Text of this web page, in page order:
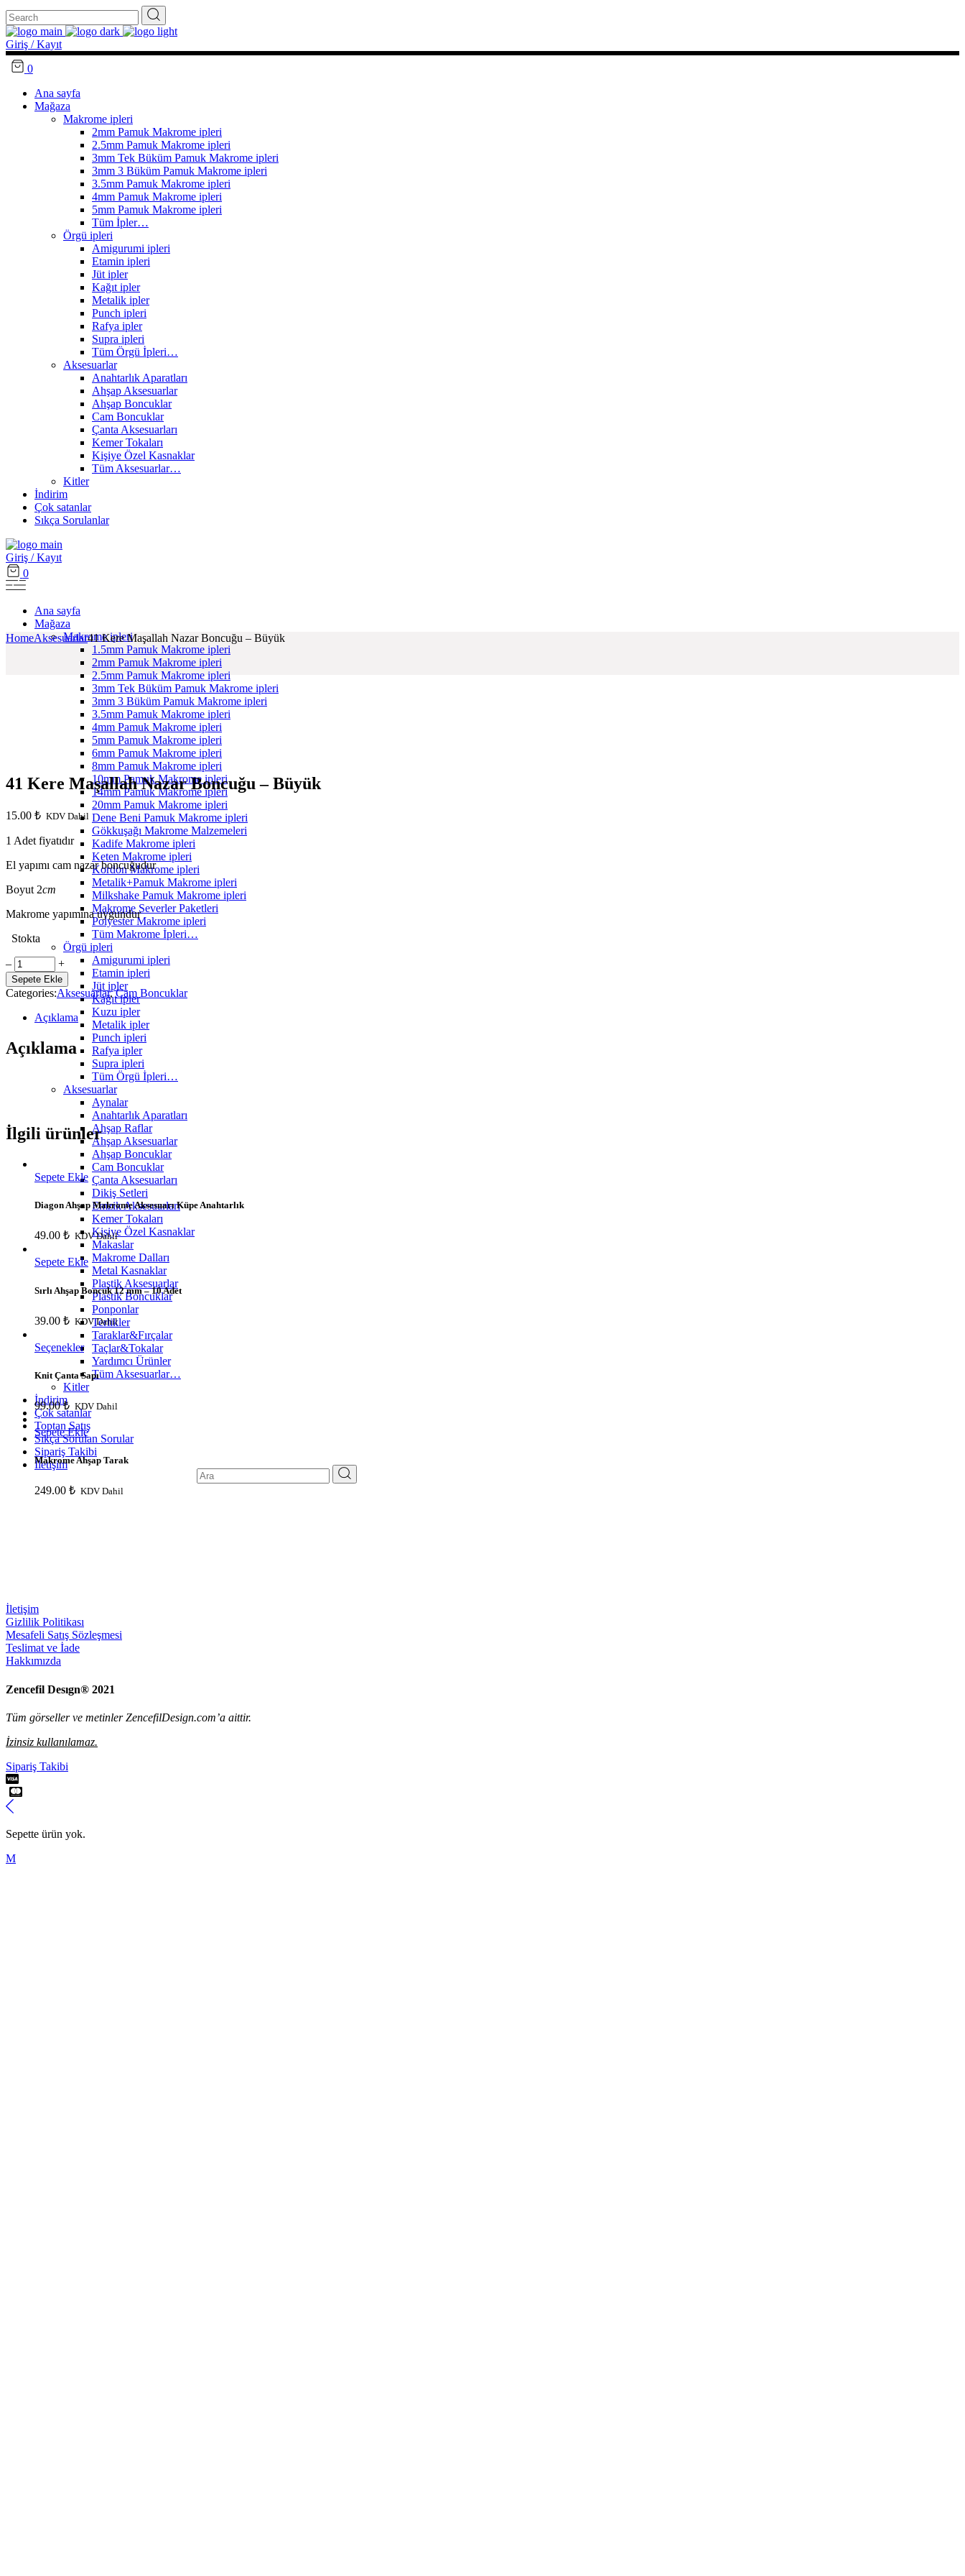
Search
for:
Giriş / Kayıt
0
Ana sayfa
Mağaza
Makrome ipleri
2mm Pamuk Makrome ipleri
2.5mm Pamuk Makrome ipleri
3mm Tek Büküm Pamuk Makrome ipleri
3mm 3 Büküm Pamuk Makrome ipleri
3.5mm Pamuk Makrome ipleri
4mm Pamuk Makrome ipleri
5mm Pamuk Makrome ipleri
Tüm İpler…
Örgü ipleri
Amigurumi ipleri
Etamin ipleri
Jüt ipler
Kağıt ipler
Metalik ipler
Punch ipleri
Rafya ipler
Supra ipleri
Tüm Örgü İpleri…
Aksesuarlar
Anahtarlık Aparatları
Ahşap Aksesuarlar
Ahşap Boncuklar
Cam Boncuklar
Çanta Aksesuarları
Kemer Tokaları
Kişiye Özel Kasnaklar
Tüm Aksesuarlar…
Kitler
İndirim
Çok satanlar
Sıkça Sorulanlar
Giriş / Kayıt
0
Ana sayfa
Mağaza
Makrome ipleri
1.5mm Pamuk Makrome ipleri
2mm Pamuk Makrome ipleri
2.5mm Pamuk Makrome ipleri
3mm Tek Büküm Pamuk Makrome ipleri
3mm 3 Büküm Pamuk Makrome ipleri
3.5mm Pamuk Makrome ipleri
4mm Pamuk Makrome ipleri
5mm Pamuk Makrome ipleri
6mm Pamuk Makrome ipleri
8mm Pamuk Makrome ipleri
10mm Pamuk Makrome ipleri
14mm Pamuk Makrome ipleri
20mm Pamuk Makrome ipleri
Dene Beni Pamuk Makrome ipleri
Gökkuşağı Makrome Malzemeleri
Kadife Makrome ipleri
Keten Makrome ipleri
Kordon Makrome ipleri
Metalik+Pamuk Makrome ipleri
Milkshake Pamuk Makrome ipleri
Makrome Severler Paketleri
Polyester Makrome ipleri
Tüm Makrome İpleri…
Örgü ipleri
Amigurumi ipleri
Etamin ipleri
Jüt ipler
Kağıt ipler
Kuzu ipler
Metalik ipler
Punch ipleri
Rafya ipler
Supra ipleri
Tüm Örgü İpleri…
Aksesuarlar
Aynalar
Anahtarlık Aparatları
Ahşap Raflar
Ahşap Aksesuarlar
Ahşap Boncuklar
Cam Boncuklar
Çanta Aksesuarları
Dikiş Setleri
Emzik Aksesuarları
Kemer Tokaları
Kişiye Özel Kasnaklar
Makaslar
Makrome Dalları
Metal Kasnaklar
Plastik Aksesuarlar
Plastik Boncuklar
Ponponlar
Terlikler
Taraklar&Fırçalar
Taçlar&Tokalar
Yardımcı Ürünler
Tüm Aksesuarlar…
Kitler
İndirim
Çok satanlar
Toptan Satış
Sıkça Sorulan Sorular
Sipariş Takibi
İletişim
Search
for:
HomeAksesuarlar41 Kere Maşallah Nazar Boncuğu – Büyük
41 Kere Maşallah Nazar Boncuğu – Büyük
15.00 ₺ KDV Dahil
1 Adet fiyatıdır
El yapımı cam nazar boncuğudur
Boyut 2cm
Makrome yapımına uygundur
Stokta
41
Kere
Maşallah
Nazar
Boncuğu
Büyük
quantity
‒ +
Sepete Ekle
Categories:Aksesuarlar,Cam Boncuklar
Açıklama
Açıklama
İlgili ürünler
Sepete Ekle
Diagon Ahşap Makrome Aksesuarı Küpe Anahtarlık
49.00 ₺ KDV Dahil
Sepete Ekle
Sırlı Ahşap Boncuk 12 mm – 10 Adet
39.00 ₺ KDV Dahil
Seçenekler
Knit Çanta Sapı
99.00₺ KDV Dahil
Sepete Ekle
Makrome Ahşap Tarak
249.00 ₺ KDV Dahil
İletişim
Gizlilik Politikası
Mesafeli Satış Sözleşmesi
Teslimat ve İade
Hakkımızda
Zencefil Desıgn® 2021
Tüm görseller ve metinler ZencefilDesign.com’a aittir.
İzinsiz kullanılamaz.
Sipariş Takibi
Sepette ürün yok.